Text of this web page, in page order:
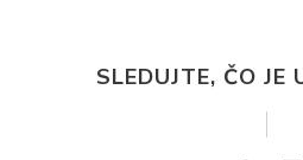
SLEDUJTE, ČO JE